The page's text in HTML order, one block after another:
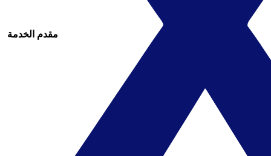
مقدم الخدمة